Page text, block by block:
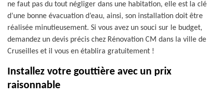
ne faut pas du tout négliger dans une habitation, elle est la clé
d’une bonne évacuation d’eau, ainsi, son installation doit être
réalisée minutieusement. Si vous avez un souci sur le budget,
demandez un devis précis chez Rénovation CM dans la ville de
Cruseilles et il vous en établira gratuitement !
Installez votre gouttière avec un prix
raisonnable